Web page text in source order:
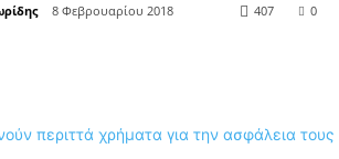
8 Φεβρουαρίου 2018 0
407